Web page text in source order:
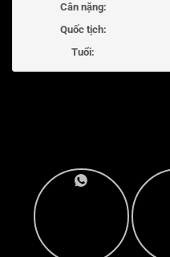
Cân nặng:
Quốc tịch:
Tuổi: